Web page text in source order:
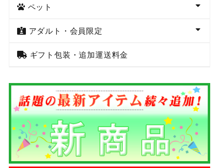
ペット
アダルト・会員限定
ギフト包装・追加運送料金